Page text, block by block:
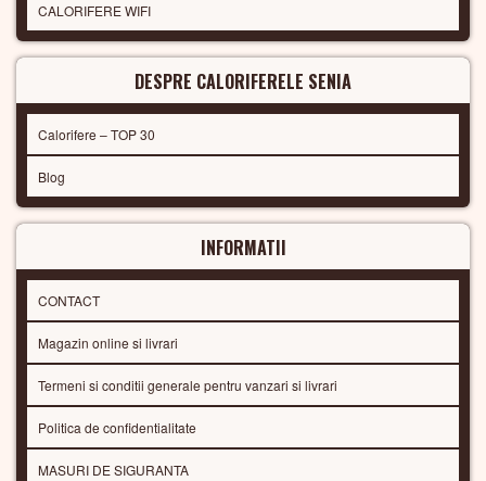
CALORIFERE WIFI
DESPRE CALORIFERELE SENIA
Calorifere – TOP 30
Blog
INFORMATII
CONTACT
Magazin online si livrari
Termeni si conditii generale pentru vanzari si livrari
Politica de confidentialitate
MASURI DE SIGURANTA